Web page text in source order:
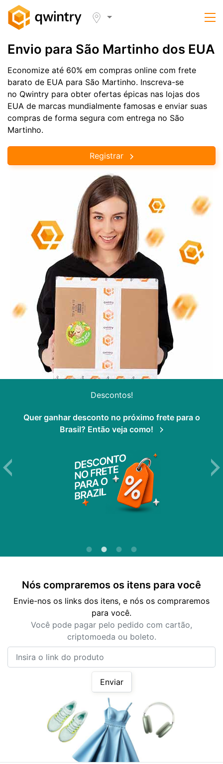
Envio para São Martinho dos EUA
Economize até 60% em compras online com frete
barato de EUA para São Martinho. Inscreva-se
no Qwintry para obter ofertas épicas nas lojas dos
EUA de marcas mundialmente famosas e enviar suas
compras de forma segura com entrega no São
Martinho.
Registrar
Descontos!
Quer ganhar desconto no próximo frete para o
Brasil? Então veja como!
Nós compraremos os itens para você
Envie-nos os links dos itens, e nós os compraremos
para você.
Você pode pagar pelo pedido com cartão,
criptomoeda ou boleto.
Enviar